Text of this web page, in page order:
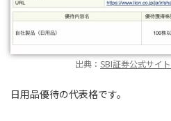
出典： SBI証券公式サイト
日用品優待の代表格です。